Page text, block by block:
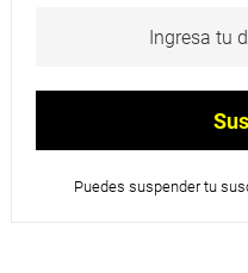
Puedes suspender tu